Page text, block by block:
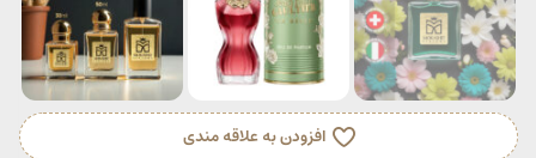
افزودن به علاقه مندی